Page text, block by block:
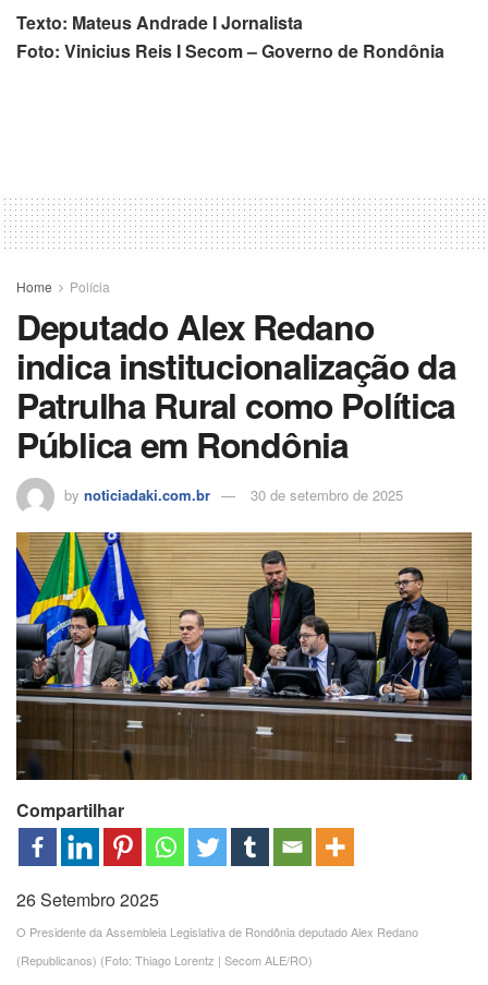
Texto: Mateus Andrade I Jornalista
Foto: Vinicius Reis I Secom – Governo de Rondônia
Home Polícia
Deputado Alex Redano
indica institucionalização da
Patrulha Rural como Política
Pública em Rondônia
by noticiadaki.com.br 30 de setembro de 2025
Compartilhar
26 Setembro 2025
O Presidente da Assembleia Legislativa de Rondônia deputado Alex Redano
(Republicanos) (Foto: Thiago Lorentz | Secom ALE/RO)